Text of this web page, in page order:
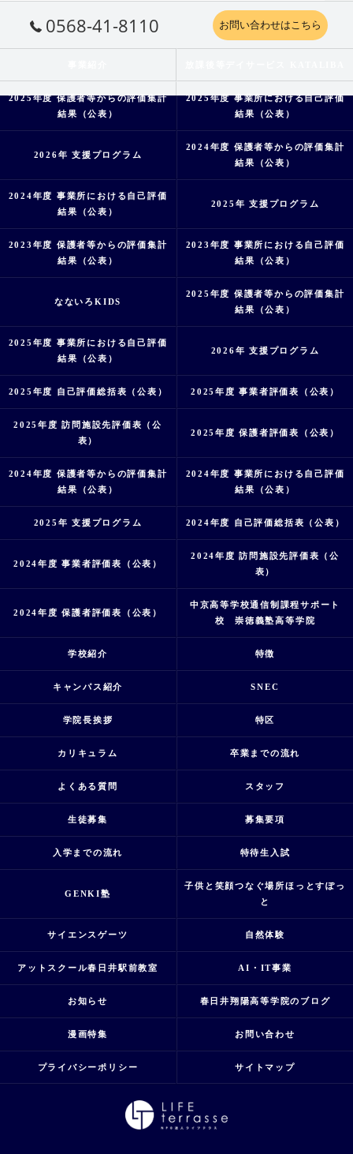
0568-41-8110 お問い合わせはこちら
2025年度 保護者等からの評価集計
結果（公表）
2025年度 事業所における自己評価
結果（公表）
2026年 支援プログラム
2024年度 保護者等からの評価集計
結果（公表）
2024年度 事業所における自己評価
結果（公表）
2025年 支援プログラム
2023年度 保護者等からの評価集計
結果（公表）
2023年度 事業所における自己評価
結果（公表）
なないろKIDS
2025年度 保護者等からの評価集計
結果（公表）
2025年度 事業所における自己評価
結果（公表）
2026年 支援プログラム
2025年度 自己評価総括表（公表） 2025年度 事業者評価表（公表）
2025年度 訪問施設先評価表（公
表）
2025年度 保護者評価表（公表）
2024年度 保護者等からの評価集計
結果（公表）
2024年度 事業所における自己評価
結果（公表）
2025年 支援プログラム 2024年度 自己評価総括表（公表）
2024年度 事業者評価表（公表）
2024年度 訪問施設先評価表（公
表）
2024年度 保護者評価表（公表）
中京高等学校通信制課程サポート
校 崇徳義塾高等学院
学校紹介 特徴
キャンパス紹介 SNEC
学院長挨拶 特区
カリキュラム 卒業までの流れ
よくある質問 スタッフ
生徒募集 募集要項
入学までの流れ 特待生入試
GENKI塾
子供と笑顔つなぐ場所ほっとすぽっ
と
サイエンスゲーツ 自然体験
アットスクール春日井駅前教室 AI・IT事業
お知らせ 春日井翔陽高等学院のブログ
漫画特集 お問い合わせ
プライバシーポリシー サイトマップ